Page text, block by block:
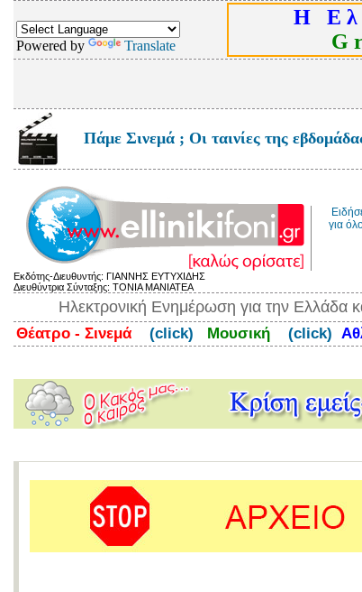
Powered by Translate
Η Ε λ
G
Πάμε Σινεμά ; Οι ταινίες της
για
Εκδότης-Διευθυντής: ΓΙΑΝΝΗΣ ΕΥΤΥΧΙΔΗΣ
Διευθύντρια Σύνταξης: ΤΟΝΙΑ ΜΑΝΙΑΤΕΑ
Ηλεκτρονική Ενημέρωση για την Ελλάδα
Θέατρο - Σινεμά (click) Μουσική (click)